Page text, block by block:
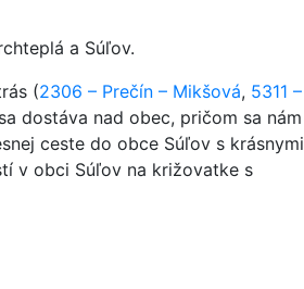
a Súľov.
(2306 – Prečín – Mikšová, 5311 –
dostáva nad obec, pričom sa nám
ceste do obce Súľov s krásnymi
v obci Súľov na križovatke s